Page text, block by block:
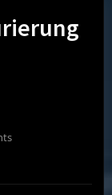
on
Strukturierung